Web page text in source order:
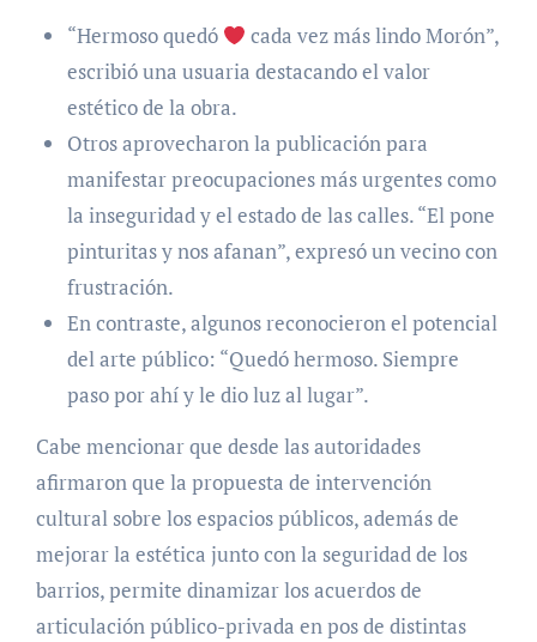
“Hermoso quedó
cada vez más lindo Morón”,
escribió una usuaria destacando el valor
estético de la obra.
Otros aprovecharon la publicación para
manifestar preocupaciones más urgentes como
la inseguridad y el estado de las calles. “El pone
pinturitas y nos afanan”, expresó un vecino con
frustración.
En contraste, algunos reconocieron el potencial
del arte público: “Quedó hermoso. Siempre
paso por ahí y le dio luz al lugar”.
Cabe mencionar que desde las autoridades
afirmaron que la propuesta de intervención
cultural sobre los espacios públicos, además de
mejorar la estética junto con la seguridad de los
barrios, permite dinamizar los acuerdos de
articulación público-privada en pos de distintas